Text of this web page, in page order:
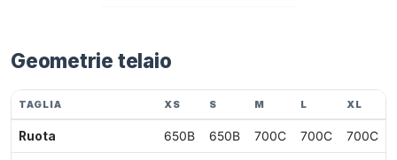
Geometrie telaio
TAGLIA XS S M L XL
Ruota 650B 650B 700C 700C 700C